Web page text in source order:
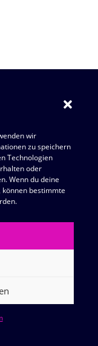
wir
zu speichern
Technologien
oder
Wenn du deine
bestimmte